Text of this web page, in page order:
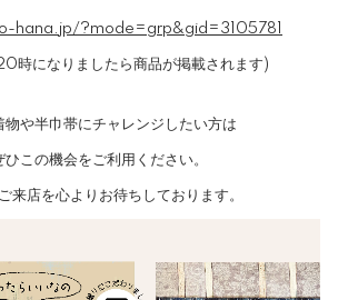
hana.jp/?mode=grp&gid=3105781
時になりましたら商品が掲載されます)
物や半巾帯にチャレンジしたい方は
ひこの機会をご利用ください。
来店を心よりお待ちしております。